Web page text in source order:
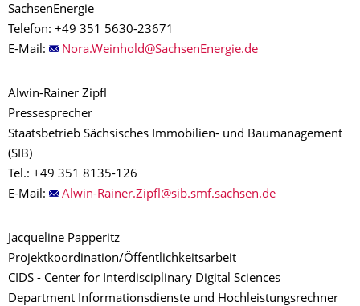
SachsenEnergie
Telefon: +49 351 5630-23671
E-Mail:
Alwin-Rainer Zipfl
Pressesprecher
Staatsbetrieb Sächsisches Immobilien- und Baumanagement
(SIB)
Tel.: +49 351 8135-126
E-Mail:
Jacqueline Papperitz
Projektkoordination/Öffentlichkeitsarbeit
CIDS - Center for Interdisciplinary Digital Sciences
Department Informationsdienste und Hochleistungsrechner